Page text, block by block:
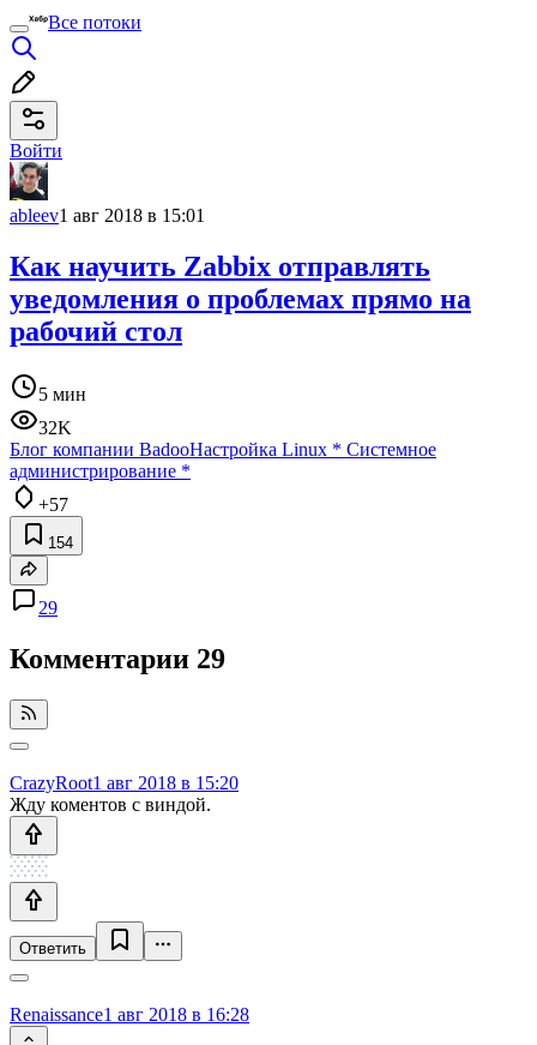
Все потоки
Войти
ableev1 авг 2018 в 15:01
Как научить Zabbix отправлять
уведомления о проблемах прямо на
рабочий стол
5 мин
32K
Блог компании BadooНастройка Linux * Системное
администрирование *
+57
154
29
Комментарии 29
CrazyRoot1 авг 2018 в 15:20
Жду коментов с виндой.
Ответить
Renaissance1 авг 2018 в 16:28